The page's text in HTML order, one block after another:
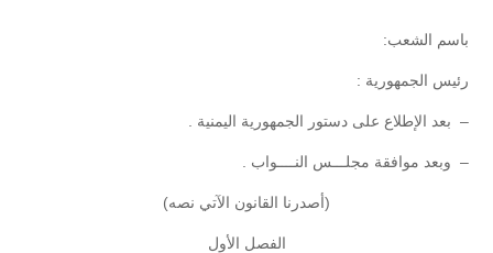
باسم الشعب:
رئيس الجمهورية :
– بعد الإطلاع على دستور الجمهورية اليمنية .
– وبعد موافقة مجلـــس النــــواب .
(أصدرنا القانون الآتي نصه)
الفصل الأول